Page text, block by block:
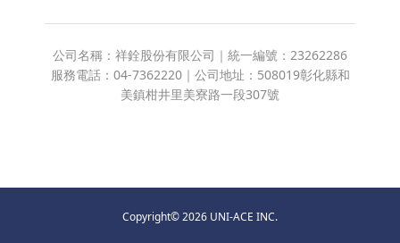
公司名稱：祥銓股份有限公司｜統一編號：23262286
服務電話：04-7362220｜公司地址：508019彰化縣和
美鎮柑井里美寮路一段307號
Copyright© 2026 UNI-ACE INC.